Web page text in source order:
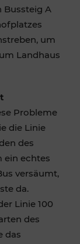
Bussteig A
um
Landhaus
Probleme
die Linie
des
ein echtes
versäumt,
da.
Linie 100
des
das